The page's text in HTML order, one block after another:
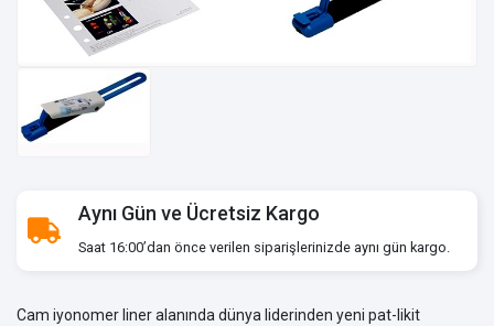
Aynı Gün ve Ücretsiz Kargo
Saat 16:00’dan önce verilen siparişlerinizde aynı gün kargo.
Cam iyonomer liner alanında dünya liderinden yeni pat-likit